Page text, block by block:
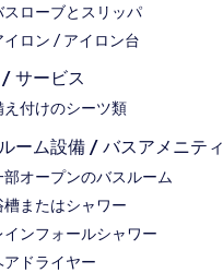
スローブとスリッパ
イロン / アイロン台
サービス
え付けのシーツ類
ーム設備 / バスアメニティ
部オープンのバスルーム
槽またはシャワー
インフォールシャワー
アドライヤー